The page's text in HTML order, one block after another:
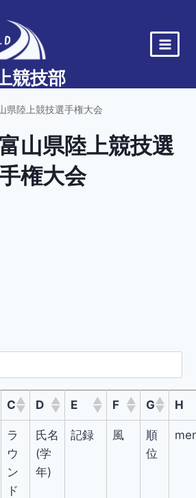
競技部
県陸上競技選手権大会
富山県陸上競技選
権大会
C D E F G H
ラ
ウ
ン
ド
氏名
(学
年)
記録 風
順
位